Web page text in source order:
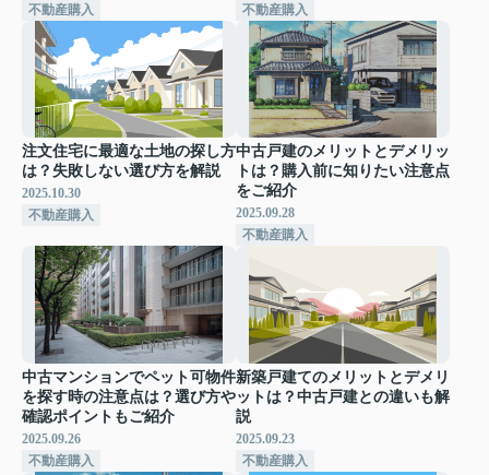
不動産購入
不動産購入
注文住宅に最適な土地の探し方
は？失敗しない選び方を解説
2025.10.30
不動産購入
中古戸建のメリットとデメリッ
トは？購入前に知りたい注意点
をご紹介
2025.09.28
不動産購入
中古マンションでペット可物件
を探す時の注意点は？選び方や
確認ポイントもご紹介
2025.09.26
不動産購入
新築戸建てのメリットとデメリ
ットは？中古戸建との違いも解
説
2025.09.23
不動産購入